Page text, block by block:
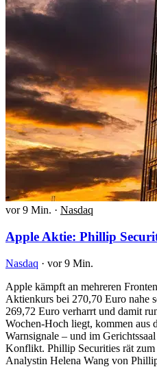
vor 9 Min. · Nasdaq
Apple Aktie: Phillip
Nasdaq · vor 9 Min.
Apple kämpft an mehreren
Aktienkurs bei 270,70 Euro nahe
269,72 Euro verharrt und damit
Wochen-Hoch liegt, kommen aus
Warnsignale – und im
Konflikt. Phillip Securities rät
Analystin Helena Wang von